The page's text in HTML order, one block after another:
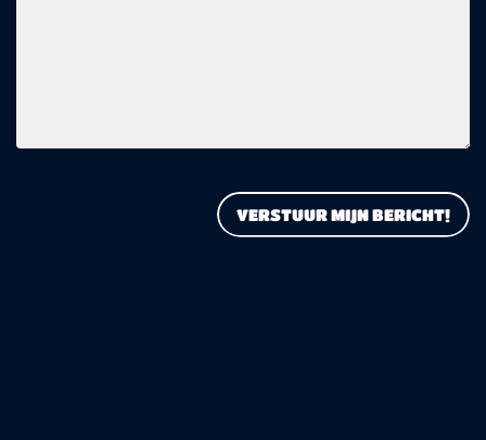
VERSTUUR MIJN BERICHT!